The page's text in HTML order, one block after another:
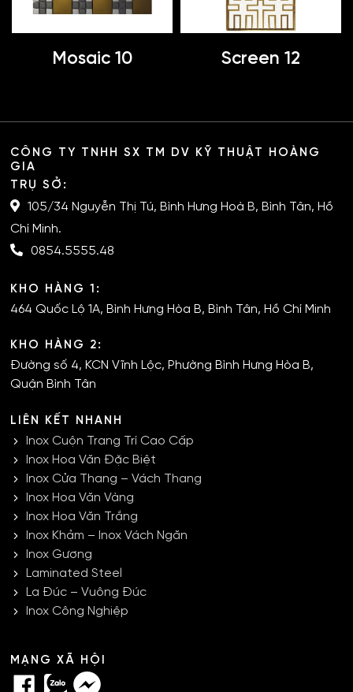
Mosaic 10 Screen 12
CÔNG TY TNHH SX TM DV KỸ THUẬT HOÀNG
GIA
TRỤ SỞ:
105/34 Nguyễn Thị Tú, Bình Hưng Hoà B, Bình Tân, Hồ
Chí Minh.
0854.5555.48
KHO HÀNG 1:
464 Quốc Lộ 1A, Bình Hưng Hòa B, Bình Tân, Hồ Chí Minh
KHO HÀNG 2:
Đường số 4, KCN Vĩnh Lộc, Phường Bình Hưng Hòa B,
Quận Bình Tân
LIÊN KẾT NHANH
Inox Cuộn Trang Trí Cao Cấp
Inox Hoa Văn Đặc Biệt
Inox Cửa Thang – Vách Thang
Inox Hoa Văn Vàng
Inox Hoa Văn Trắng
Inox Khảm – Inox Vách Ngăn
Inox Gương
Laminated Steel
La Đúc – Vuông Đúc
Inox Công Nghiệp
MẠNG XÃ HỘI